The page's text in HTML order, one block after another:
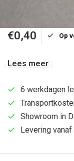
€0,40 Op
Lees meer
6 werkdagen
Showroom in
Levering